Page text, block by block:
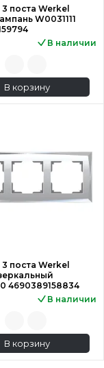
поста Werkel
W0031111
В наличии
В корзину
поста Werkel
4690389158834
В наличии
В корзину